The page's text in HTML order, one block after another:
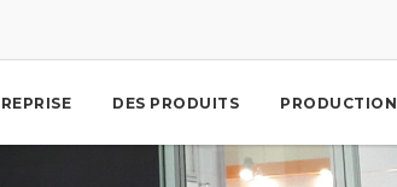
DES PRODUITS PRODUCTION